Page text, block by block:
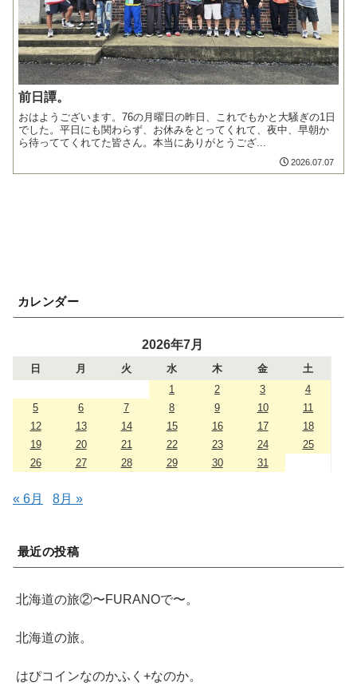
前日譚。
おはようございます。76の月曜日の昨日、これでもかと大騒ぎの1日
でした。平日にも関わらず、お休みをとってくれて、夜中、早朝か
ら待っててくれてた皆さん。本当にありがとうござ...
2026.07.07
カレンダー
2026年7月
日 月 火 水 木 金
土
1
2 3
4
5
6 7 8 9 10
11
12
13 14 15 16 17
18
19
20 21 22 23 24
25
26
27 28 29 30 31
« 6月 8月 »
最近の投稿
北海道の旅②〜FURANOで〜。
北海道の旅。
はぴコインなのかふく+なのか。